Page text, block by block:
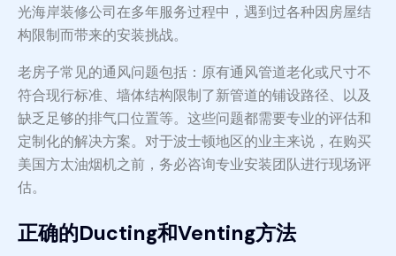
光海岸装修公司在多年服务过程中，遇到过各种因房屋结
构限制而带来的安装挑战。
老房子常见的通风问题包括：原有通风管道老化或尺寸不
符合现行标准、墙体结构限制了新管道的铺设路径、以及
缺乏足够的排气口位置等。这些问题都需要专业的评估和
定制化的解决方案。对于波士顿地区的业主来说，在购买
美国方太油烟机之前，务必咨询专业安装团队进行现场评
估。
正确的Ducting和Venting方法